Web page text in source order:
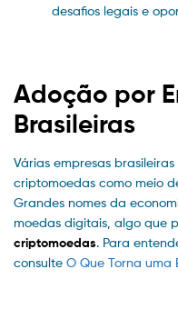
desafios legais e
Adoção por
Brasileiras
Várias empresas
criptomoedas como meio
Grandes nomes da
moedas digitais, algo que
criptomoedas. Para
consulte O Que Torna uma